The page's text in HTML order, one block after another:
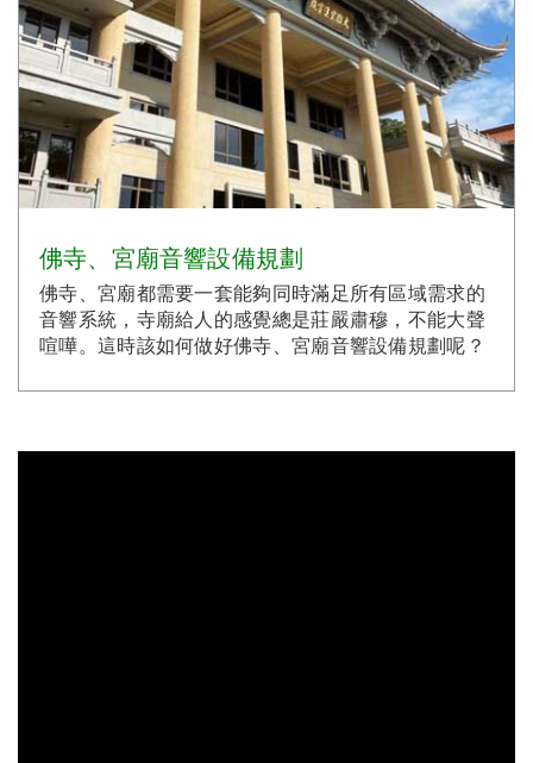
佛寺、宮廟音響設備規劃
佛寺、宮廟都需要一套能夠同時滿足所有區域需求的
音響系統，寺廟給人的感覺總是莊嚴肅穆，不能大聲
喧嘩。這時該如何做好佛寺、宮廟音響設備規劃呢？